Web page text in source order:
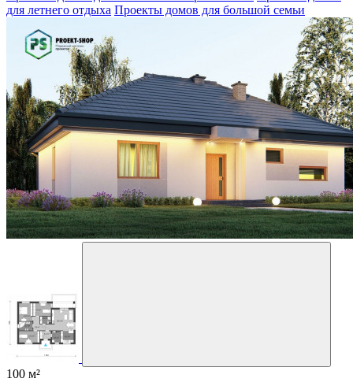
для летнего отдыха Проекты домов для большой семьи
100 м²